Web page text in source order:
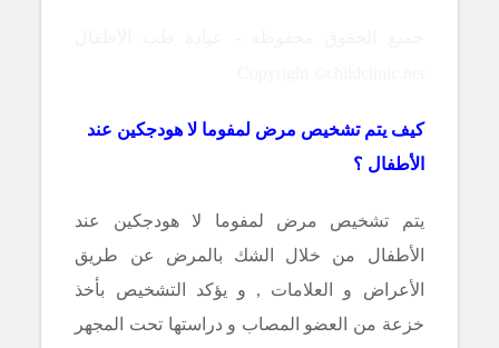
كيف يتم تشخيص مرض لمفوما لا هودجكين عند
الأطفال ؟
يتم تشخيص مرض لمفوما لا هودجكين عند
الأطفال من خلال الشك بالمرض عن طريق
الأعراض و العلامات , و يؤكد التشخيص بأخذ
خزعة من العضو المصاب و دراستها تحت المجهر